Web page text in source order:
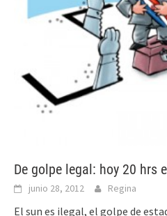
De golpe legal: hoy 20 hrs
junio 28, 2012 Regina
El sun es ilegal, el golpe de